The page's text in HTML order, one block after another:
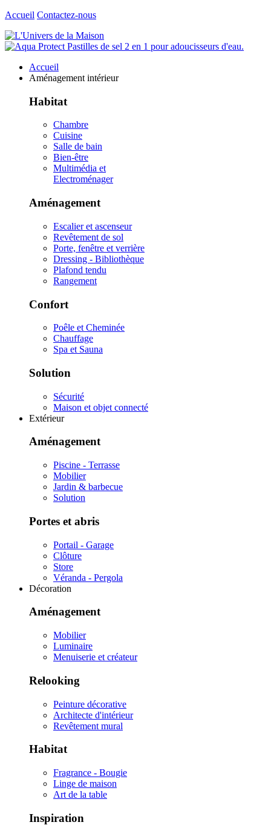
Accueil Contactez-nous
Accueil
Aménagement intérieur
Habitat
Chambre
Cuisine
Salle de bain
Bien-être
Multimédia et
Electroménager
Aménagement
Escalier et ascenseur
Revêtement de sol
Porte, fenêtre et verrière
Dressing - Bibliothèque
Plafond tendu
Rangement
Confort
Poêle et Cheminée
Chauffage
Spa et Sauna
Solution
Sécurité
Maison et objet connecté
Extérieur
Aménagement
Piscine - Terrasse
Mobilier
Jardin & barbecue
Solution
Portes et abris
Portail - Garage
Clôture
Store
Véranda - Pergola
Décoration
Aménagement
Mobilier
Luminaire
Menuiserie et créateur
Relooking
Peinture décorative
Architecte d'intérieur
Revêtement mural
Habitat
Fragrance - Bougie
Linge de maison
Art de la table
Inspiration